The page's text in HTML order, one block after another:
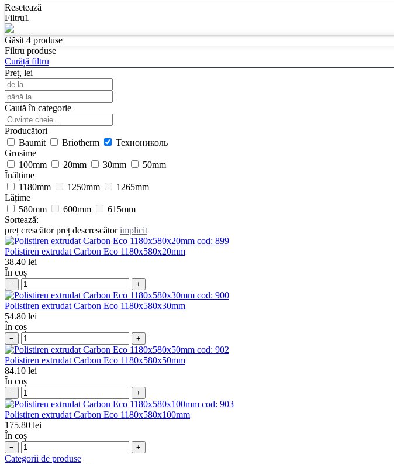
Resetează
Filtru1
Găsit 4 produse
Filtru produse
Curăță filtru
Preț, lei
Caută în categorie
Producători
Baumit
Briotherm
Технониколь
Grosime
100mm
20mm 30mm
50mm
Înălțime
1180mm
1250mm
1265mm
Lățime
580mm
600mm
615mm
Sortează:
preț crescător preț descrescător implicit
cod: 899
Polistiren extrudat Carbon Eco 1180x580x20mm
38.40 lei
În coș
− +
cod: 900
Polistiren extrudat Carbon Eco 1180x580x30mm
54.80 lei
În coș
− +
cod: 902
Polistiren extrudat Carbon Eco 1180x580x50mm
84.10 lei
În coș
− +
cod: 903
Polistiren extrudat Carbon Eco 1180x580x100mm
175.80 lei
În coș
− +
Categorii de produse